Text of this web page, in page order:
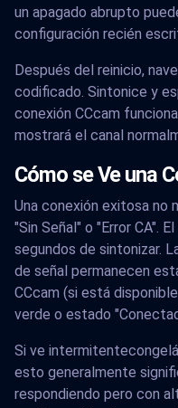
un apagado abrupto
configuración recién
Después del reinicio,
codificado. Sintonice y
conexión CCcam
mostrará el canal
Cómo se Ve una
Una conexión exitosa no
"Sin Señal" o "Error CA".
segundos de sintonizar.
de señal permanecen
CCcam (si está
verde o estado
Si ve
esto generalmente
respondiendo pero con